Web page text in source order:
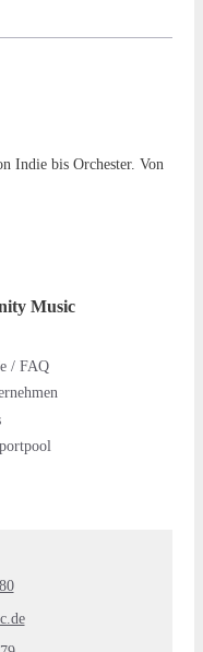
Indie bis Orchester. Von
Music
/ FAQ